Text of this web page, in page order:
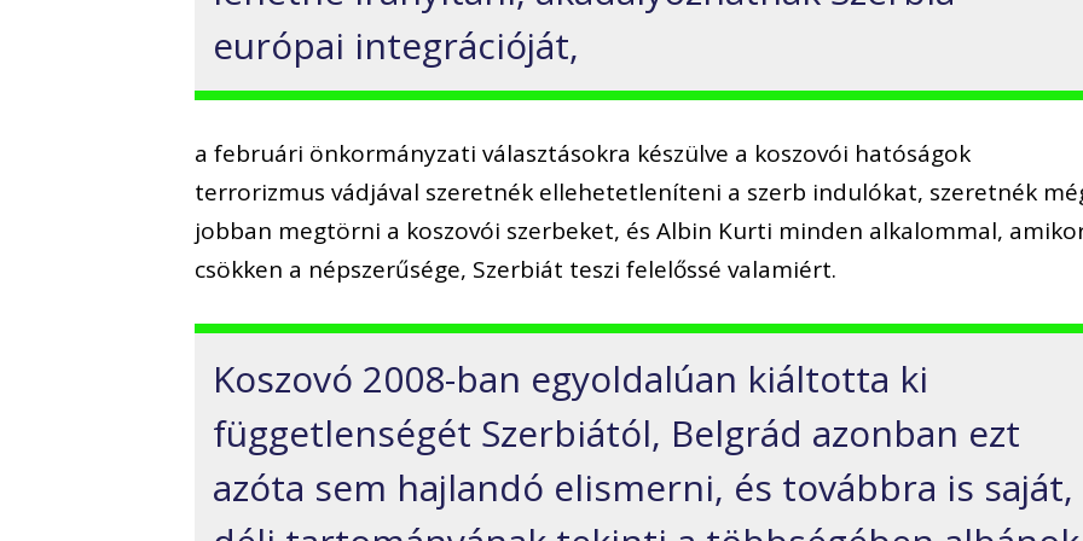
európai integrációját,
a februári önkormányzati választásokra készülve a koszovói hatóságok
terrorizmus vádjával szeretnék ellehetetleníteni a szerb indulókat, szeretnék
jobban megtörni a koszovói szerbeket, és Albin Kurti minden alkalommal,
csökken a népszerűsége, Szerbiát teszi felelőssé valamiért.
Koszovó 2008-ban egyoldalúan kiáltotta ki
függetlenségét Szerbiától, Belgrád azonban ezt
azóta sem hajlandó elismerni, és továbbra is saját,